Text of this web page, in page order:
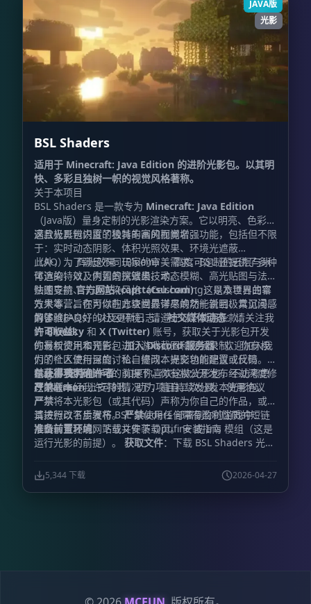
JAVA版
光影
BSL Shaders
适用于 Minecraft: Java Edition 的进阶光影包。以其明
快、多彩且独树一帜的视觉风格著称。
关于本项目
BSL Shaders 是一款专为 Minecraft: Java Edition
（Java版）量身定制的光影渲染方案。它以明亮、色彩饱
满且极具辨识度的独特的画风而闻名。
这款光影包内置了极其丰富的视觉增强功能，包括但不限
于：实时动态阴影、体积光照效果、环境光遮蔽
（AO）、辉光效果（Bloom）、高度可定制的云层与水
体渲染，以及内置的抗锯齿技术。
此外，为了满足不同玩家的审美需求，BSL 还提供了多种
可选的特效，例如景深效果、动态模糊、高光贴图与法线
贴图支持、卡通渲染风格（Celshading）以及世界曲率
效果等，旨在为你的方块世界带来焕然一新且极具沉浸感
的体验。
快速导航官方网站 (capttatsu.com)：这是本项目的官
方大本营。你可以在此查阅最详尽的功能说明、常见问题
解答（FAQs）以及更新日志。社交媒体动态：请关注我
的Bluesky 和 X (Twitter) 账号，获取关于光影包开发
的最新资讯和预告。加入 Discord 服务器：欢迎加入我
们的社区进行深度讨论、提问、提交功能建议或反馈
Bug。支持创作者：如果你喜欢这款光影包，不妨考虑
在Patreon 上支持我，助力项目持续发展。 使用协议
为了维护良好的社区环境，请遵守以下使用条款：
许可权益：
你有权使用本光影包进行游戏截图和视频录制。 你有权
为了个人使用目的，私自修改本光影包的配置或代码。
在获得我明确许可的前提下，你有权公开发布经过深度修
改的版本。
禁止事项：
严禁在未经我许可的情况下，擅自二次分发本光影包。
严禁将本光影包（或其代码）声称为你自己的作品，或对
其进行改名后发布。严禁使用任何带有盈利性质的短链
接跳转至我的网站或文件下载页。 安装指南
请按照以下步骤将 BSL Shaders 部署到你的游戏中：
准备前置环境：下载并安装 Optifine 或 Iris 模组（这是
运行光影的前提）。 获取文件：下载 BSL Shaders 光影
.minecraft\shaderpacks
文件夹中（无需解压）。
启动游戏
：运行 Minecraft 启动器并进入游戏。
5,344 下载 2026-04-27